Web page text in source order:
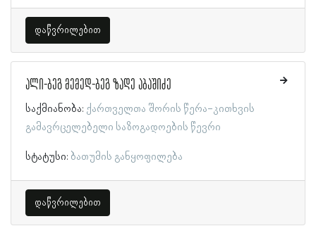
დაწვრილებით
ალი-ბეგ მემედ-ბეგ ზადე აბაშიძე
საქმიანობა: ქართველთა შორის წერა-კითხვის
გამავრცელებელი საზოგადოების წევრი
სტატუსი: ბათუმის განყოფილება
დაწვრილებით